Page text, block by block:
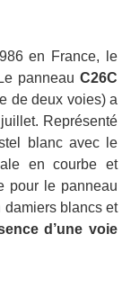
en France, le
panneauC26C
de deux voies) a
Représenté
blanc avec le
en courbe et
pour le panneau
blancs et
d’une voie